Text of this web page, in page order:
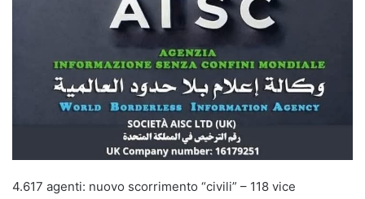
4.617 agenti: nuovo scorrimento “civili” – 118 vice